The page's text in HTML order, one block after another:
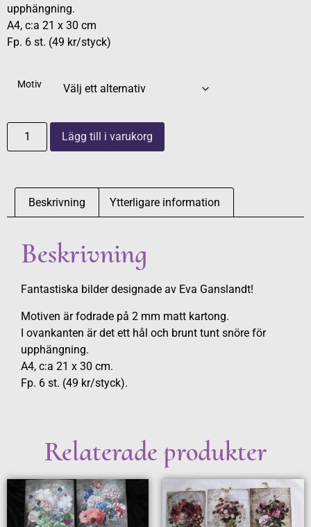
upphängning.
A4, c:a 21 x 30 cm
Fp. 6 st. (49 kr/styck)
Motiv
Lägg till i varukorg
Beskrivning Ytterligare information
Beskrivning
Fantastiska bilder designade av Eva Ganslandt!
Motiven är fodrade på 2 mm matt kartong.
I ovankanten är det ett hål och brunt tunt snöre för
upphängning.
A4, c:a 21 x 30 cm.
Fp. 6 st. (49 kr/styck).
Relaterade produkter